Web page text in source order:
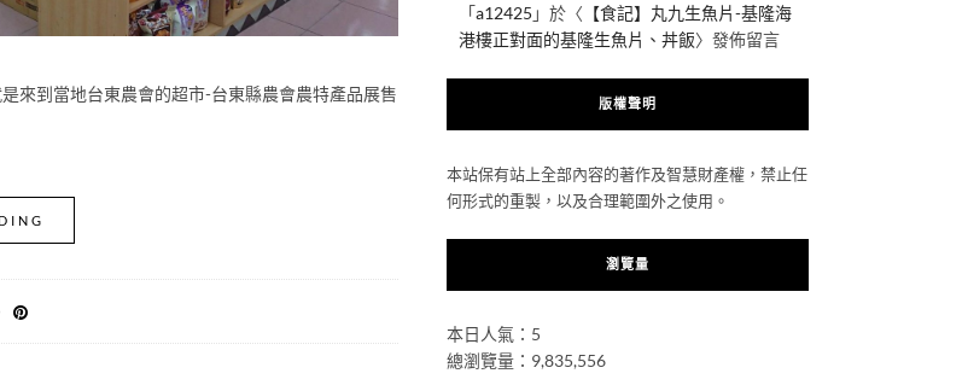
來到當地台東農會的超市-台東縣農會農特產品展售
「a12425 」於〈 【食記】丸九生魚片-基隆海
港樓正對面的基隆生魚片、丼飯〉發佈留言
版權聲明
本站保有站上全部內容的著作及智慧財產權，禁止任
何形式的重製，以及合理範圍外之使用。
瀏覽量
本日人氣：5
總瀏覽量：9,835,556